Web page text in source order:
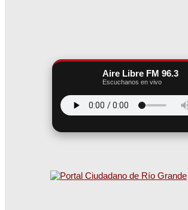
Aire Libre FM 96.3
Escuchanos en vivo